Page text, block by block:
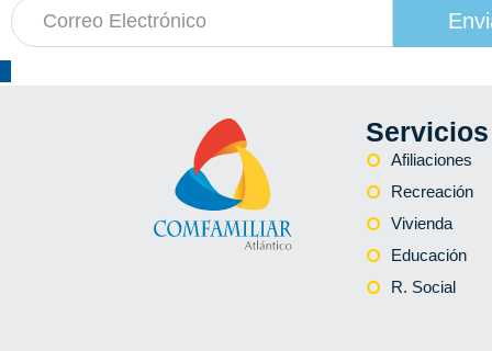
Servicios
Afiliaciones
Recreación
Vivienda
Educación
R. Social